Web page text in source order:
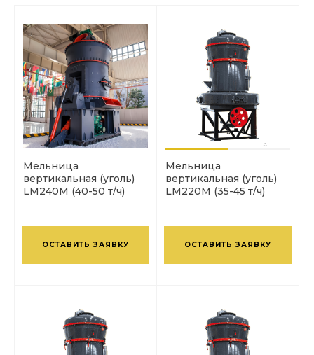
Мельница
вертикальная (уголь)
LM240М (40-50 т/ч)
ОСТАВИТЬ ЗАЯВКУ
Мельница
вертикальная (уголь)
LM220М (35-45 т/ч)
ОСТАВИТЬ ЗАЯВКУ